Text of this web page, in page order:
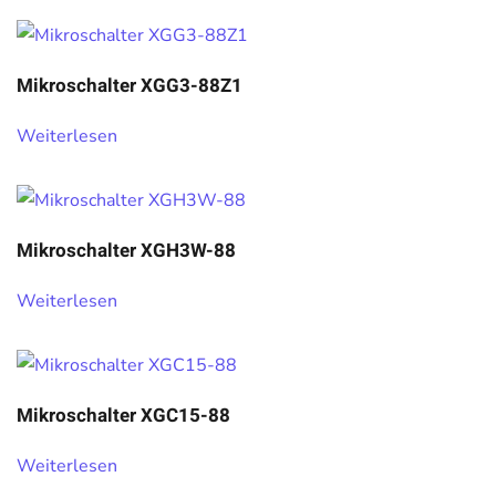
Mikroschalter XGG3-88Z1
Weiterlesen
Mikroschalter XGH3W-88
Weiterlesen
Mikroschalter XGC15-88
Weiterlesen